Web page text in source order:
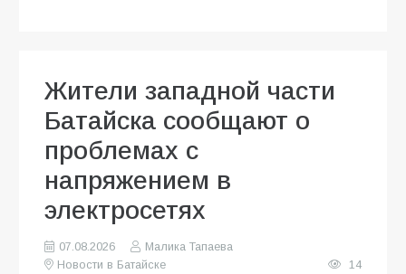
Жители западной части
Батайска сообщают о
проблемах с
напряжением в
электросетях
07.08.2026
Малика Тапаева
Новости в Батайске
14